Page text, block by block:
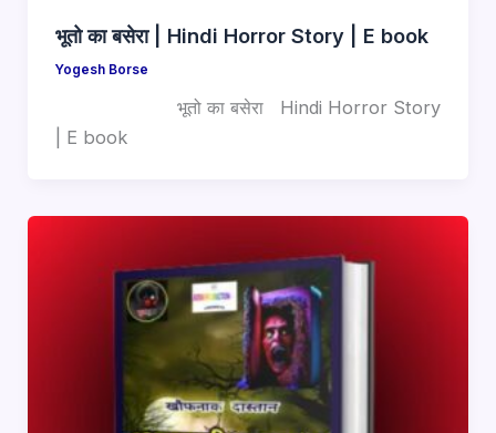
भूतो का बसेरा | Hindi Horror Story | E book
Yogesh Borse
भूतो का बसेरा Hindi Horror Story
| E book